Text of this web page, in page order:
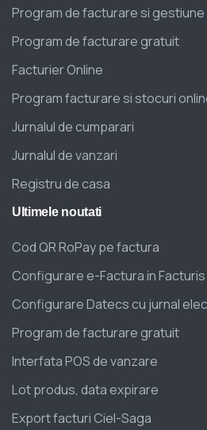
Program de facturare si
Program de facturare gratuit
Facturier Online
Program facturare si stocuri
Jurnalul de cumparari
Jurnalul de vanzari
Registru de casa
Ultimele noutati
Cod QR RoPay pe factura
Configurare e-Factura in Facturis
Configurare Datecs cu jurnal
Program de facturare gratuit
Interfata POS de vanzare
Lot produs, data expirare
Export facturi Ciel-Saga